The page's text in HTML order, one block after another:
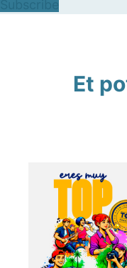
Et